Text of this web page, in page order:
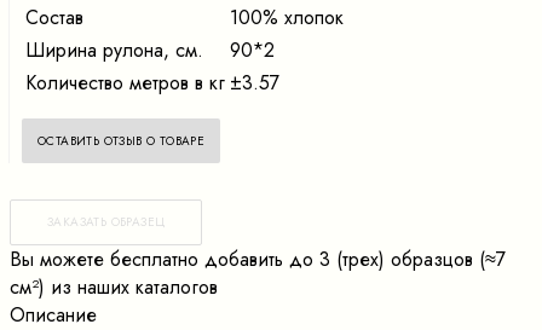
Состав
100% хлопок
Ширина рулона, см.
90*2
Количество метров в кг ±3.57
ОСТАВИТЬ ОТЗЫВ О ТОВАРЕ
ЗАКАЗАТЬ ОБРАЗЕЦ
Вы можете бесплатно добавить до 3 (трех) образцов (≈7
cм²) из наших каталогов
Описание